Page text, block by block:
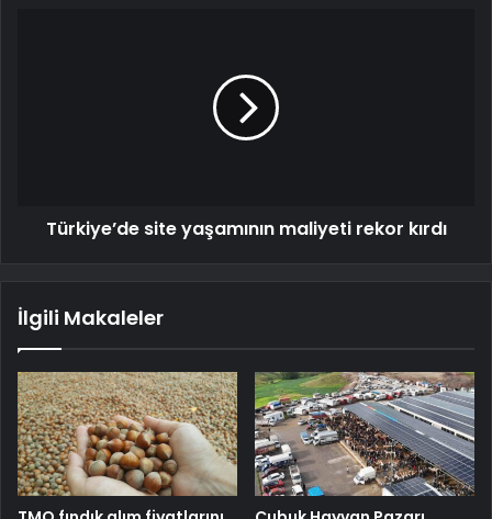
Türkiye’de site yaşamının maliyeti rekor kırdı
İlgili Makaleler